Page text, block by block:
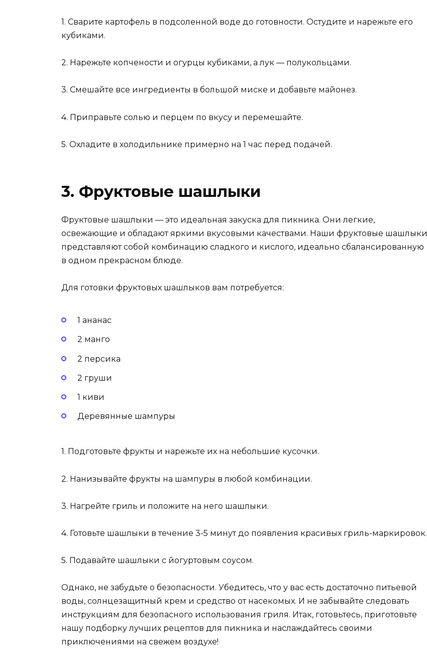
1. Сварите картофель в подсоленной воде до готовности. Остудите и нарежьте его
кубиками.
2. Нарежьте копчености и огурцы кубиками, а лук — полукольцами.
3. Смешайте все ингредиенты в большой миске и добавьте майонез.
4. Приправьте солью и перцем по вкусу и перемешайте.
5. Охладите в холодильнике примерно на 1 час перед подачей.
3. Фруктовые шашлыки
Фруктовые шашлыки — это идеальная закуска для пикника. Они легкие,
освежающие и обладают яркими вкусовыми качествами. Наши фруктовые шашлыки
представляют собой комбинацию сладкого и кислого, идеально сбалансированную
в одном прекрасном блюде.
Для готовки фруктовых шашлыков вам потребуется:
1 ананас
2 манго
2 персика
2 груши
1 киви
Деревянные шампуры
1. Подготовьте фрукты и нарежьте их на небольшие кусочки.
2. Нанизывайте фрукты на шампуры в любой комбинации.
3. Нагрейте гриль и положите на него шашлыки.
4. Готовьте шашлыки в течение 3-5 минут до появления красивых гриль-маркировок.
5. Подавайте шашлыки с йогуртовым соусом.
Однако, не забудьте о безопасности. Убедитесь, что у вас есть достаточно питьевой
воды, солнцезащитный крем и средство от насекомых. И не забывайте следовать
инструкциям для безопасного использования гриля. Итак, готовьтесь, приготовьте
нашу подборку лучших рецептов для пикника и наслаждайтесь своими
приключениями на свежем воздухе!